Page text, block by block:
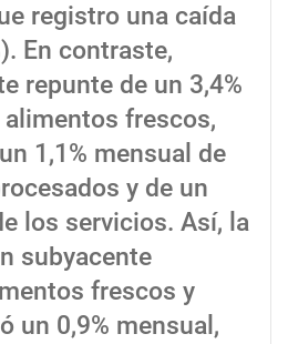
registro una caída
En contraste,
repunte de un 3,4%
frescos,
1,1% mensual de
y de un
los servicios. Así, la
subyacente
frescos y
un 0,9% mensual,